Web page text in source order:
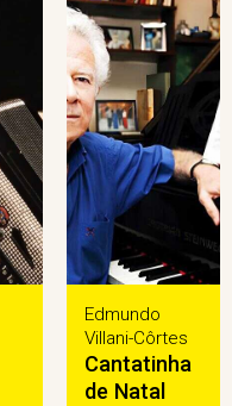
Edmundo
Villani-Côrtes
Cantatinha
de Natal